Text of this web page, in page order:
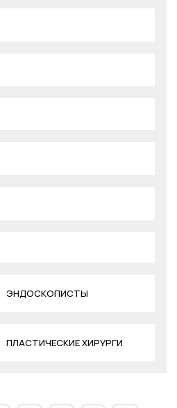
ЭНДОСКОПИСТЫ
ПЛАСТИЧЕСКИЕ ХИРУРГИ